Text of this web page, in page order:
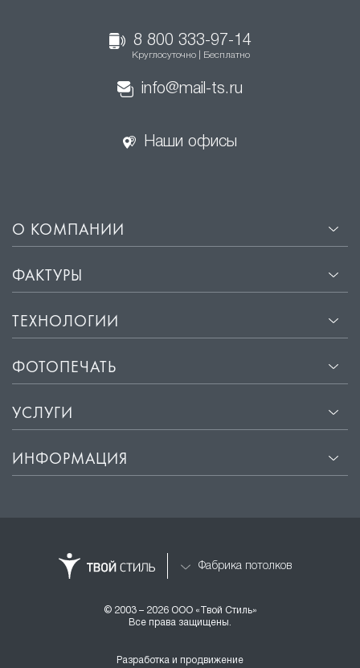
8 800 333-97-14
Круглосуточно | Бесплатно
info@mail-ts.ru
Наши офисы
О КОМПАНИИ
ФАКТУРЫ
ТЕХНОЛОГИИ
ФОТОПЕЧАТЬ
УСЛУГИ
ИНФОРМАЦИЯ
Фабрика потолков
© 2003 – 2026 ООО «Твой Стиль»
Все права защищены.
Разработка и продвижение